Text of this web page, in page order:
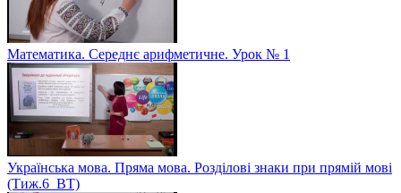
Математика. Середнє арифметичне. Урок № 1
Українська мова. Пряма мова. Розділові знаки при прямій мові
(Тиж.6_ВТ)